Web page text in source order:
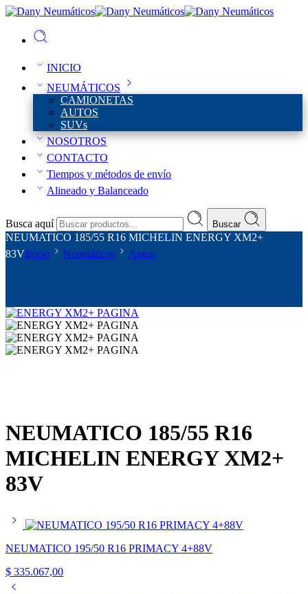
INICIO
NEUMÁTICOS
CAMIONETAS
AUTOS
SUVs
NOSOTROS
CONTACTO
Tiempos y métodos de envío
Alineado y Balanceado
Busca aquí Buscar
NEUMATICO 185/55 R16 MICHELIN ENERGY XM2+
83VInicio Neumáticos Autos
NEUMATICO 185/55 R16
MICHELIN ENERGY XM2+
83V
NEUMATICO 195/50 R16 PRIMACY 4+88V
$ 335.067,00